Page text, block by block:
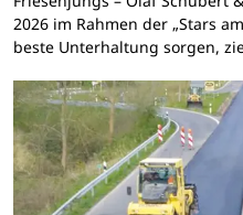
2026 im Rahmen der „Stars
beste Unterhaltung sorgen,